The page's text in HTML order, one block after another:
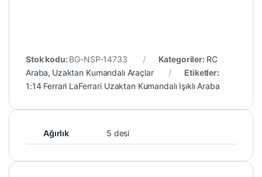
Stok kodu: BG-NSP-14733 Kategoriler: RC
Araba, Uzaktan Kumandalı Araçlar
Etiketler:
1:14 Ferrari LaFerrari Uzaktan Kumandalı Işıklı Araba
Ağırlık 5 desi